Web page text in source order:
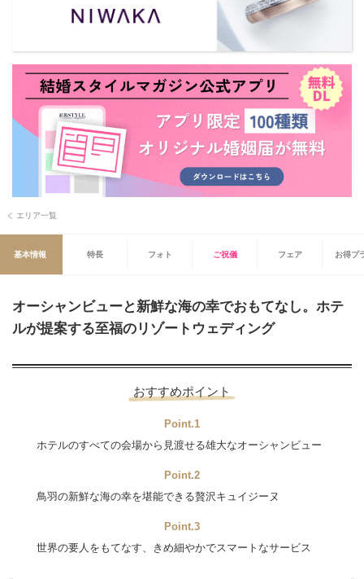
エリア一覧
基本情報 特長 フォト ご祝儀 フェア お得プ
オーシャンビューと新鮮な海の幸でおもてなし。ホテ
ルが提案する至福のリゾートウェディング
おすすめポイント
Point.1
ホテルのすべての会場から見渡せる雄大なオーシャンビュー
Point.2
鳥羽の新鮮な海の幸を堪能できる贅沢キュイジーヌ
Point.3
世界の要人をもてなす、きめ細やかでスマートなサービス